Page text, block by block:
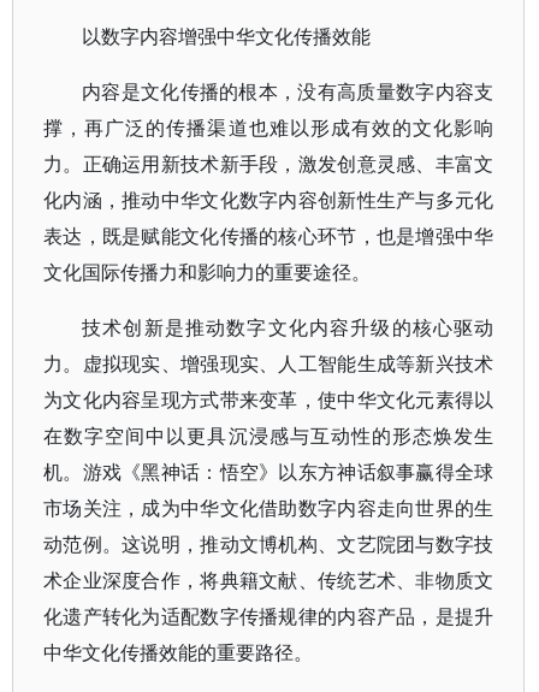
以数字内容增强中华文化传播效能
内容是文化传播的根本，没有高质量数字内容支
撑，再广泛的传播渠道也难以形成有效的文化影响
力。正确运用新技术新手段，激发创意灵感、丰富文
化内涵，推动中华文化数字内容创新性生产与多元化
表达，既是赋能文化传播的核心环节，也是增强中华
文化国际传播力和影响力的重要途径。
技术创新是推动数字文化内容升级的核心驱动
力。虚拟现实、增强现实、人工智能生成等新兴技术
为文化内容呈现方式带来变革，使中华文化元素得以
在数字空间中以更具沉浸感与互动性的形态焕发生
机。游戏《黑神话：悟空》以东方神话叙事赢得全球
市场关注，成为中华文化借助数字内容走向世界的生
动范例。这说明，推动文博机构、文艺院团与数字技
术企业深度合作，将典籍文献、传统艺术、非物质文
化遗产转化为适配数字传播规律的内容产品，是提升
中华文化传播效能的重要路径。